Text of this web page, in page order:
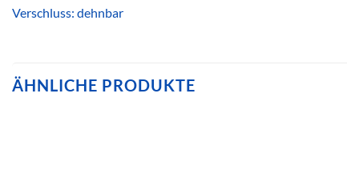
Verschluss: dehnbar
ÄHNLICHE PRODUKTE